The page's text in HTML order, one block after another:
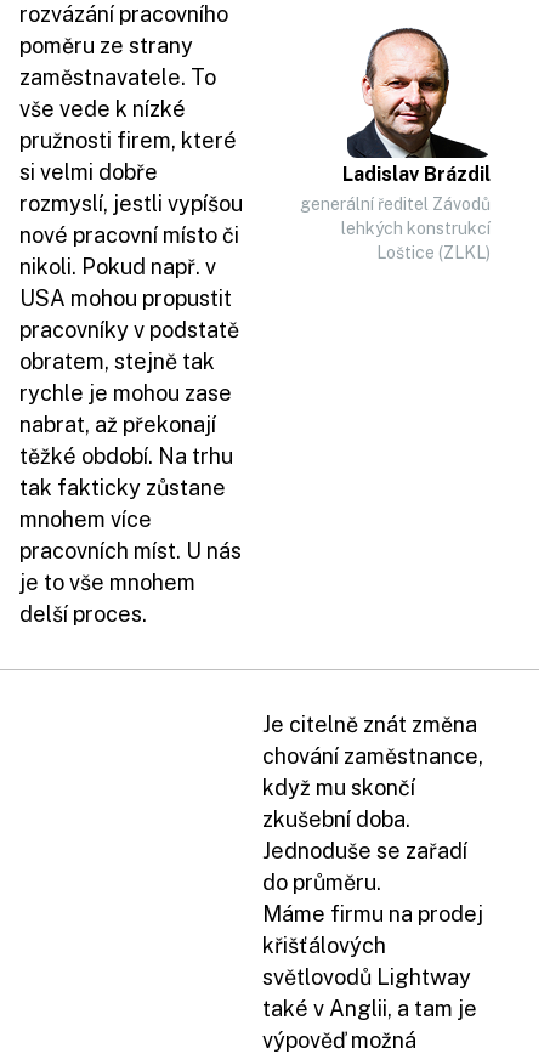
Ladislav Brázdil
generální ředitel Závodů
lehkých konstrukcí
Loštice (ZLKL)
rozvázání pracovního
poměru ze strany
zaměstnavatele. To
vše vede k nízké
pružnosti firem, které
si velmi dobře
rozmyslí, jestli vypíšou
nové pracovní místo či
nikoli. Pokud např. v
USA mohou propustit
pracovníky v podstatě
obratem, stejně tak
rychle je mohou zase
nabrat, až překonají
těžké období. Na trhu
tak fakticky zůstane
mnohem více
pracovních míst. U nás
je to vše mnohem
delší proces.
Je citelně znát změna
chování zaměstnance,
když mu skončí
zkušební doba.
Jednoduše se zařadí
do průměru.
Máme firmu na prodej
křišťálových
světlovodů Lightway
také v Anglii, a tam je
výpověď možná